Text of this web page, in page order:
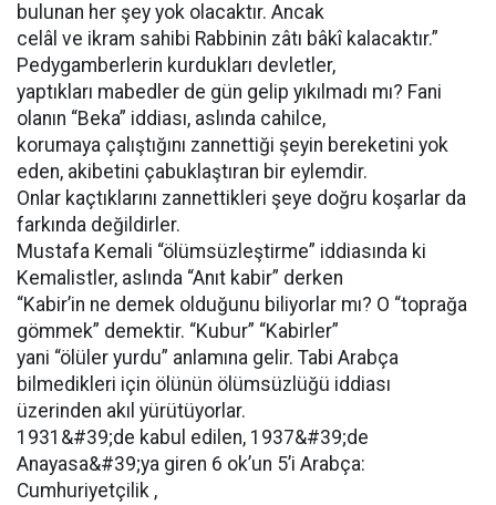
bulunan her şey yok olacaktır. Ancak
celâl ve ikram sahibi Rabbinin zâtı bâkî kalacaktır.”
Pedygamberlerin kurdukları devletler,
yaptıkları mabedler de gün gelip yıkılmadı mı? Fani
olanın “Beka” iddiası, aslında cahilce,
korumaya çalıştığını zannettiği şeyin bereketini yok
eden, akibetini çabuklaştıran bir eylemdir.
Onlar kaçtıklarını zannettikleri şeye doğru koşarlar da
farkında değildirler.
Mustafa Kemali “ölümsüzleştirme” iddiasında ki
Kemalistler, aslında “Anıt kabir” derken
“Kabir’in ne demek olduğunu biliyorlar mı? O “toprağa
gömmek” demektir. “Kubur” “Kabirler”
yani “ölüler yurdu” anlamına gelir. Tabi Arabça
bilmedikleri için ölünün ölümsüzlüğü iddiası
üzerinden akıl yürütüyorlar.
1931&#39;de kabul edilen, 1937&#39;de
Anayasa&#39;ya giren 6 ok’un 5’i Arabça:
Cumhuriyetçilik ,